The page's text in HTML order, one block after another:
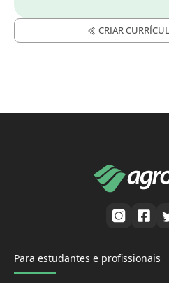
CRIAR
Para estudantes e profissionais